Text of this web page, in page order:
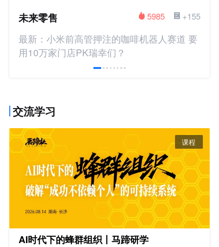
未来零售 +155
5985
最新：小米前高管押注的咖啡机器人赛道 要
用10万家门店PK瑞幸们？
交流学习
课程
AI时代下的蜂群组织丨马蹄研学